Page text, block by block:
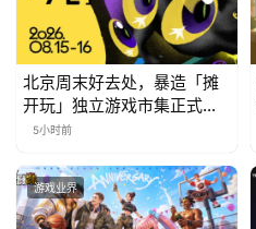
北京周末好去处，暴造「摊
开玩」独立游戏市集正式开
票！
5小时前
游戏业界